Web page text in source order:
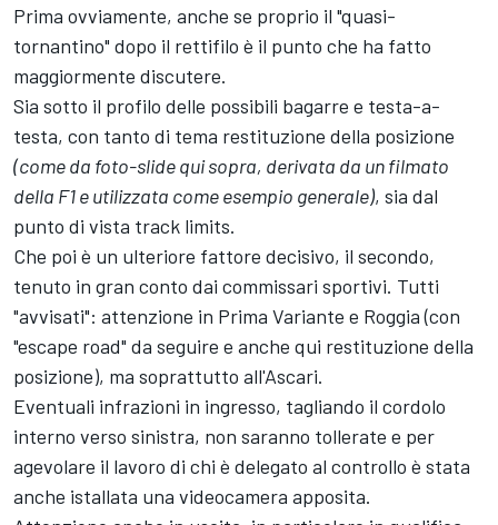
Prima ovviamente, anche se proprio il "quasi-
tornantino" dopo il rettifilo è il punto che ha fatto
maggiormente discutere.
Sia sotto il profilo delle possibili bagarre e testa-a-
testa, con tanto di tema restituzione della posizione
(come da foto-slide qui sopra, derivata da un filmato
della F1 e utilizzata come esempio generale), sia dal
punto di vista track limits.
Che poi è un ulteriore fattore decisivo, il secondo,
tenuto in gran conto dai commissari sportivi. Tutti
"avvisati": attenzione in Prima Variante e Roggia (con
"escape road" da seguire e anche qui restituzione della
posizione), ma soprattutto all'Ascari.
Eventuali infrazioni in ingresso, tagliando il cordolo
interno verso sinistra, non saranno tollerate e per
agevolare il lavoro di chi è delegato al controllo è stata
anche istallata una videocamera apposita.